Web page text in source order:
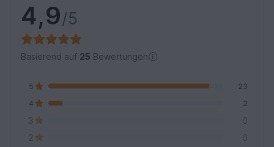
4,9/5
Basierend auf 25 Bewertungen
5
23
4
2
3
0
2
0